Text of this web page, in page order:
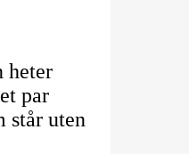
heter
par
står uten